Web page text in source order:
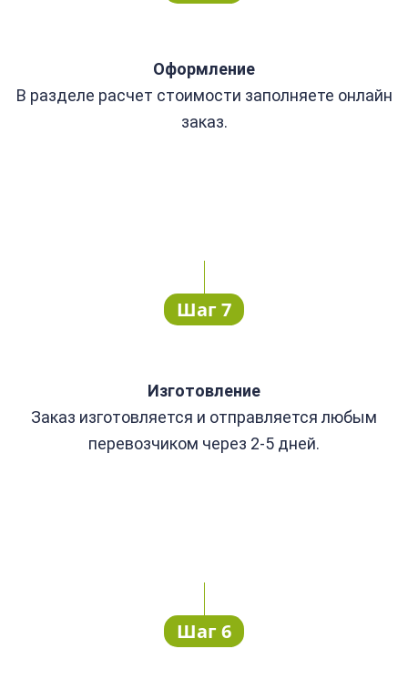
Оформление
В разделе расчет стоимости заполняете онлайн
заказ.
Шаг 7
Изготовление
Заказ изготовляется и отправляется любым
перевозчиком через 2-5 дней.
Шаг 6